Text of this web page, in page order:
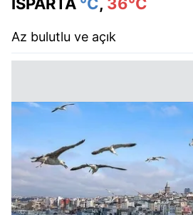
Az bulutlu ve açık